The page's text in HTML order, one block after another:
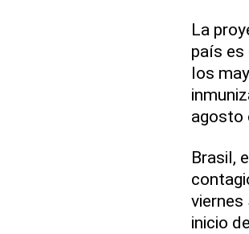
La
país
los
agosto
Brasil,
inicio